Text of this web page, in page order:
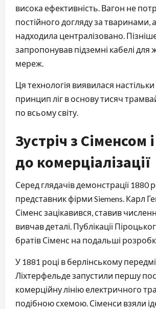
висока ефективність. Вагон не
постійного догляду за тваринами,
надходила централізовано.
запропонував підземні кабелі для
мереж.
Ця технологія виявилася
принцип ліг в основу тисяч
по всьому світу.
Зустріч з Сіменсом
до комерціалізації
Серед глядачів демонстрації 1880
представник фірми Siemens. Карл
Сіменс зацікавився, ставив
вивчав деталі. Публікації
братів Сіменс на подальші
У 1881 році в берлінському
Ліхтерфельде запустили першу
комерційну лінію електричного
подібною схемою. Сіменси взяли